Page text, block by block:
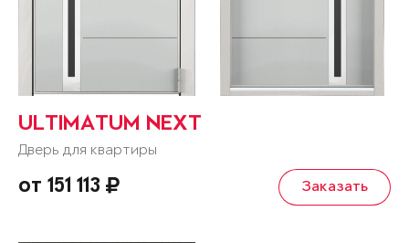
ULTIMATUM NEXT
Дверь для квартиры
от 151 113 Заказать